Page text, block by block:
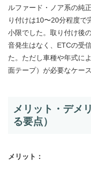
ルファード・ノア系の純
り付けは10〜20分程度で
小限でした。取り付け後
音発生はなく、ETCの受
た。ただし車種や年式に
面テープ）が必要なケー
メリット・デメ
る要点）
メリット：